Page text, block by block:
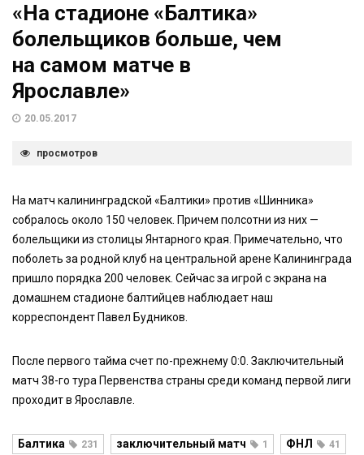
«На стадионе «Балтика»
болельщиков больше, чем
на самом матче в
Ярославле»
20.05.2017
просмотров
На матч калининградской «Балтики» против «Шинника»
собралось около 150 человек. Причем полсотни из них —
болельщики из столицы Янтарного края. Примечательно, что
поболеть за родной клуб на центральной арене Калининграда
пришло порядка 200 человек. Сейчас за игрой с экрана на
домашнем стадионе балтийцев наблюдает наш
корреспондент Павел Будников.
После первого тайма счет по-прежнему 0:0. Заключительный
матч 38-го тура Первенства страны среди команд первой лиги
проходит в Ярославле.
Балтика 231 заключительный матч 1 ФНЛ 41